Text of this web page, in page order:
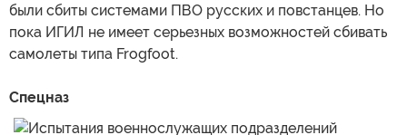
были сбиты системами ПВО русских и повстанцев. Но
пока ИГИЛ не имеет серьезных возможностей сбивать
самолеты типа Frogfoot.
Спецназ